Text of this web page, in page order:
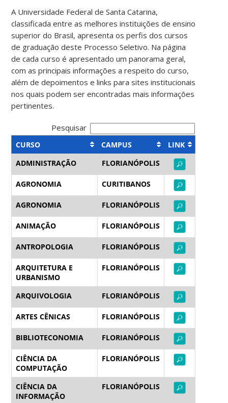
A Universidade Federal de Santa Catarina,
classificada entre as melhores instituições de ensino
superior do Brasil, apresenta os perfis dos cursos
de graduação deste Processo Seletivo. Na página
de cada curso é apresentado um panorama geral,
com as principais informações a respeito do curso,
além de depoimentos e links para sites institucionais
nos quais podem ser encontradas mais informações
pertinentes.
Pesquisar
CURSO CAMPUS
LINK
ADMINISTRAÇÃO
FLORIANÓPOLIS
AGRONOMIA CURITIBANOS
AGRONOMIA FLORIANÓPOLIS
ANIMAÇÃO FLORIANÓPOLIS
ANTROPOLOGIA FLORIANÓPOLIS
ARQUITETURA E
URBANISMO
FLORIANÓPOLIS
ARQUIVOLOGIA FLORIANÓPOLIS
ARTES CÊNICAS FLORIANÓPOLIS
BIBLIOTECONOMIA FLORIANÓPOLIS
CIÊNCIA DA
COMPUTAÇÃO
FLORIANÓPOLIS
CIÊNCIA DA
INFORMAÇÃO
FLORIANÓPOLIS